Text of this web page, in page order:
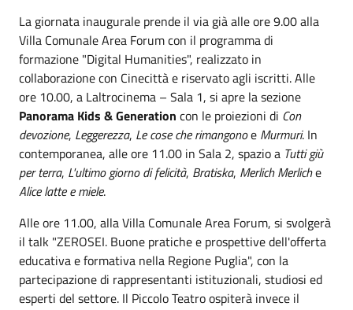
La giornata inaugurale prende il via già alle ore 9.00 alla
Villa Comunale Area Forum con il programma di
formazione "Digital Humanities", realizzato in
collaborazione con Cinecittà e riservato agli iscritti. Alle
ore 10.00, a Laltrocinema – Sala 1, si apre la sezione
Panorama Kids & Generation con le proiezioni di Con
devozione, Leggerezza, Le cose che rimangonoe Murmuri. In
contemporanea, alle ore 11.00 in Sala 2, spazio a Tutti giù
per terra, L'ultimo giorno di felicità, Bratiska, Merlich Merliche
Alice latte e miele.
Alle ore 11.00, alla Villa Comunale Area Forum, si svolgerà
il talk "ZEROSEI. Buone pratiche e prospettive dell'offerta
educativa e formativa nella Regione Puglia", con la
partecipazione di rappresentanti istituzionali, studiosi ed
esperti del settore. Il Piccolo Teatro ospiterà invece il